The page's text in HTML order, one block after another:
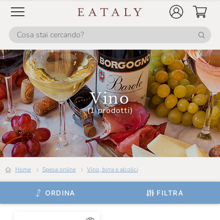
Vino
(1 prodotti)
Home Spesa online Vino, birra e alcolici
ORDINA FILTRA
Campo Alle Comete
Cantina Mesa
Cantina Valtidone
Cantine Florio
Cantine Lunae
Cantine Paltrinieri
Cantine San Marzano
Cantine Dell'Angelo